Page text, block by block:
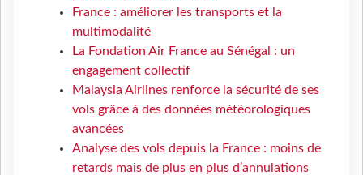
France : améliorer les transports et la
multimodalité
La Fondation Air France au Sénégal : un
engagement collectif
Malaysia Airlines renforce la sécurité de ses
vols grâce à des données météorologiques
avancées
Analyse des vols depuis la France : moins de
retards mais de plus en plus d’annulations